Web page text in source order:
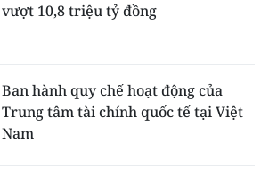
vượt 10,8 triệu tỷ đồng
Ban hành quy chế hoạt động của
Trung tâm tài chính quốc tế tại Việt
Nam